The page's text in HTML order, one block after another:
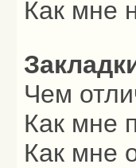
Как мне
Чем
Как мне
Как мне